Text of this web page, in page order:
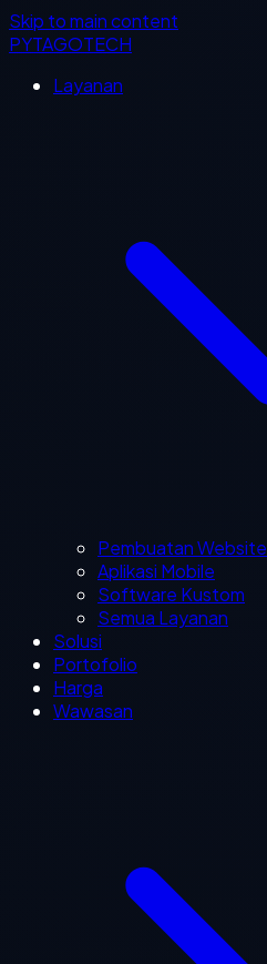
Skip to main content
PYTAGOTECH
Layanan
Pembuatan Website
Aplikasi Mobile
Software Kustom
Semua Layanan
Solusi
Portofolio
Harga
Wawasan